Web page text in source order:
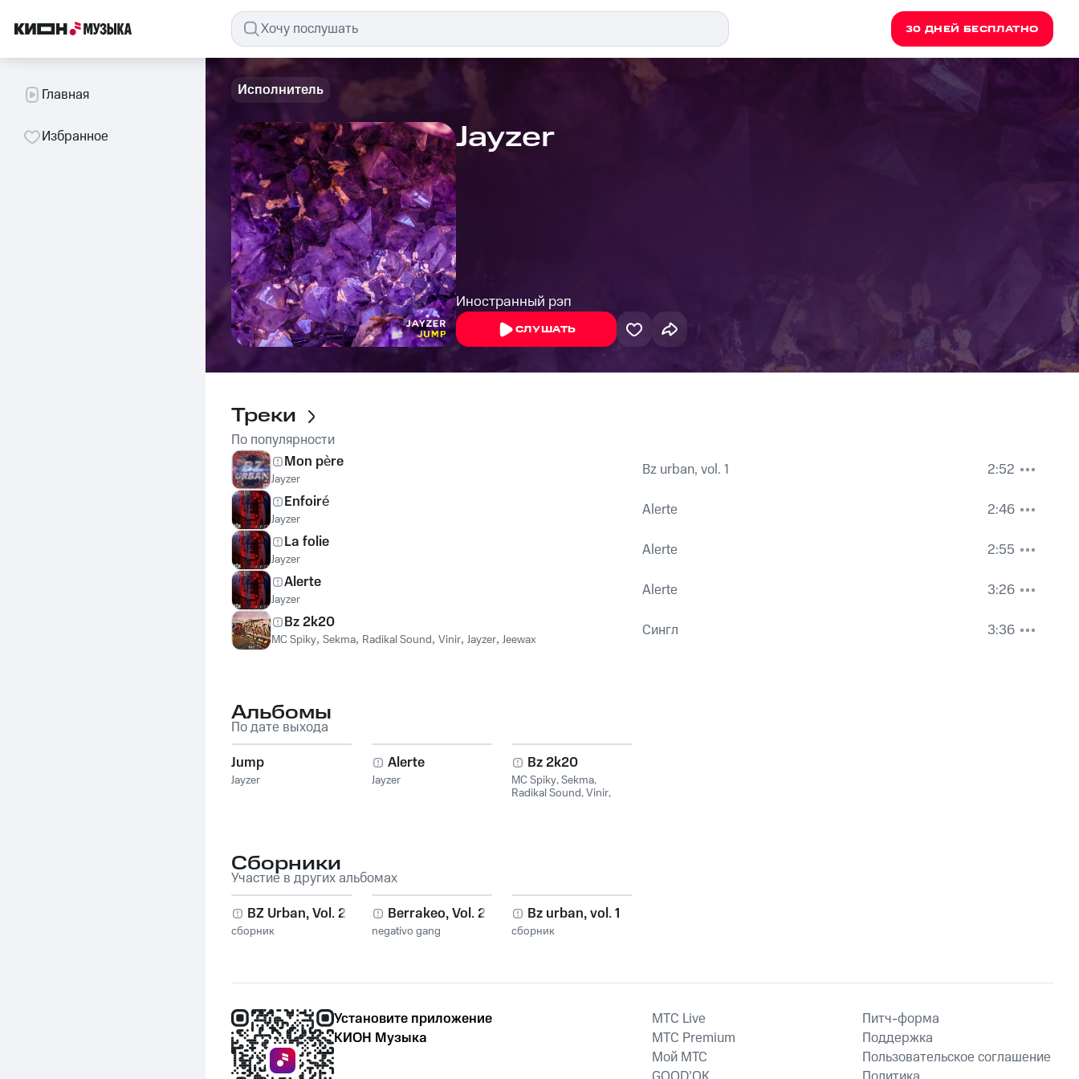
30 ДНЕЙ БЕСПЛАТНО
Главная
Избранное
Исполнитель
Jayzer
Иностранный рэп
СЛУШАТЬ
Треки
По популярности
Mon père
Jayzer Bz urban, vol. 1
2:52
Enfoiré
Jayzer Alerte
2:46
La folie
Jayzer Alerte
2:55
Alerte
Jayzer Alerte
3:26
Bz 2k20
MC Spiky, Sekma, Radikal Sound, Vinir, Jayzer, Jeewax Сингл 3:36
Альбомы
По дате выхода
Jump
Jayzer
Alerte
Jayzer
Bz 2k20
MC Spiky,Sekma,
Radikal Sound,Vinir,
Сборники
Участие в других альбомах
BZ Urban, Vol. 2
сборник
Berrakeo, Vol. 2
negativo gang
Bz urban, vol. 1
сборник
Установите приложение
КИОН Музыка
MTС Live
MTС Premium
Мой МТС
Питч-форма
Поддержка
Пользовательское соглашение